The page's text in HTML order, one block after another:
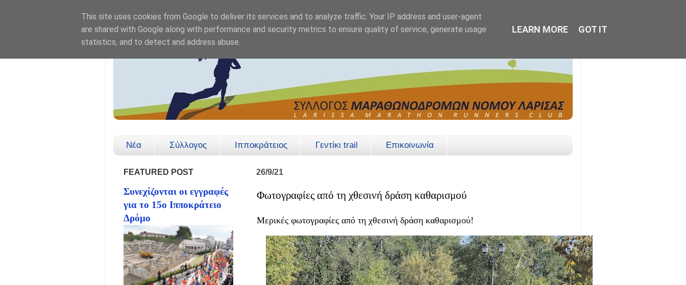
Νέα Σύλλογος Ιπποκράτειος Γεντίκι trail Επικοινωνία
26/9/21
Φωτογραφίες από τη χθεσινή δράση καθαρισμού
Μερικές φωτογραφίες από τη χθεσινή δράση καθαρισμού!
FEATURED POST
Συνεχίζονται οι εγγραφές
για το 15ο Ιπποκράτειο
Δρόμο
This site uses cookies from Google to deliver its services and to analyze traffic. Your IP address and user-agent
are shared with Google along with performance and security metrics to ensure quality of service, generate usage
statistics, and to detect and address abuse.
LEARN MORE GOT IT